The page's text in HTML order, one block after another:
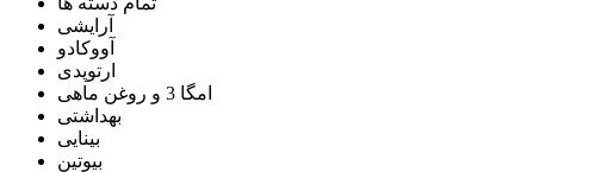
آرایشی
آووکادو
ارتوپدی
امگا 3 و روغن ماهی
بهداشتی
بینایی
بیوتین